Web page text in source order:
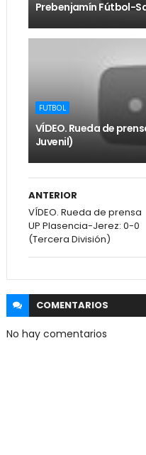
Prebenjamín Fútbol-
FUTBOL
VÍDEO. Rueda de
Juvenil)
ANTERIOR
VÍDEO. Rueda de prensa
UP Plasencia-Jerez: 0-0
(Tercera División)
COMENTARIOS
No hay comentarios